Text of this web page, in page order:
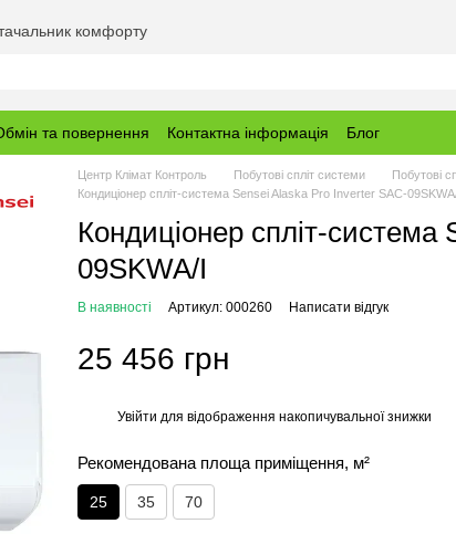
комфорту
та повернення Контактна інформація Блог
Центр Клімат Контроль Побутові спліт системи
Побутові
Кондиціонер спліт-система Sensei Alaska Pro Inverter SAC-
Кондиціонер спліт-
09SKWA/I
В наявності Артикул: 000260 Написати відгук
25 456 грн
Увійти для відображення накопичувальної знижки
Рекомендована площа приміщення, м²
25 35 70